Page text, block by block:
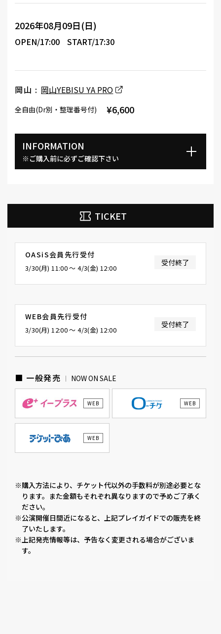
2026年08月09日(日)
OPEN/17:00 START/17:30
岡山 : 岡山YEBISU YA PRO
全自由(Dr別・整理番号付) ¥6,600
INFORMATION
※ご購入前に必ずご確認下さい
TICKET
OASiS会員先行受付
3/30(月) 11:00 〜 4/3(金) 12:00
受付終了
WEB会員先行受付
3/30(月) 12:00 〜 4/3(金) 12:00
受付終了
■ 一般発売 NOW ON SALE
WEB WEB
WEB
※購入方法により、チケット代以外の手数料が別途必要とな
ります。また金額もそれぞれ異なりますので予めご了承く
ださい。
※公演開催日間近になると、上記プレイガイドでの販売を終
了いたします。
※上記発売情報等は、予告なく変更される場合がございま
す。